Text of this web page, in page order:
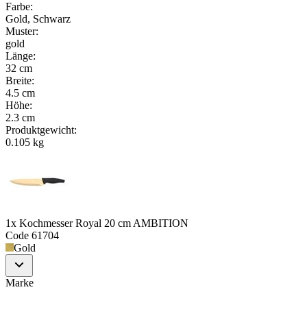
Farbe:
Gold, Schwarz
Muster:
gold
Länge:
32 cm
Breite:
4.5 cm
Höhe:
2.3 cm
Produktgewicht:
0.105 kg
1x Kochmesser Royal 20 cm AMBITION
Code 61704
Gold
Marke